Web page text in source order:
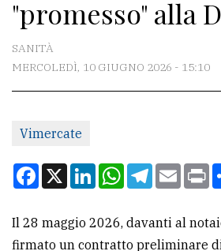
Meteo
redazione
Scrivici
la
tua
"promesso" alla
SANITÀ
MERCOLEDÌ, 10 GIUGNO 2026 - 15:10
Vimercate
Facebook
X LinkedInWhatsApp
Telegram
Email
Il 28 maggio 2026, davanti al
firmato un contratto preliminare